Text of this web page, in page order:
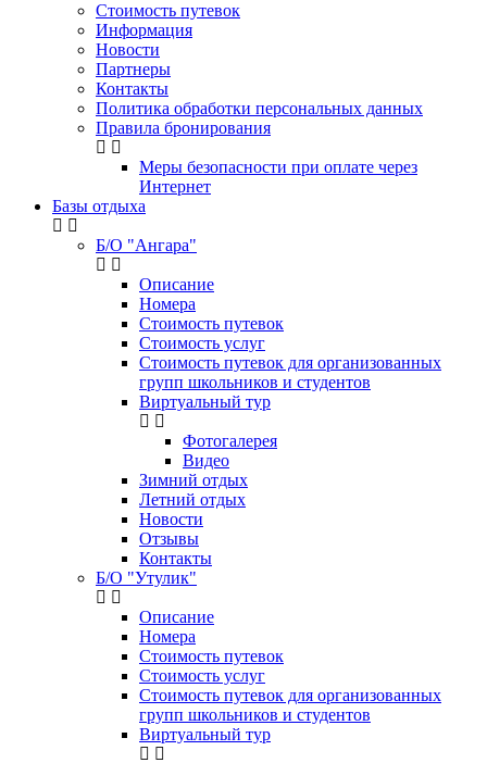
Стоимость путевок
Информация
Новости
Партнеры
Контакты
Политика обработки персональных данных
Правила бронирования
Меры безопасности при оплате через
Интернет
Базы отдыха
Б/О "Ангара"
Описание
Номера
Стоимость путевок
Стоимость услуг
Стоимость путевок для организованных
групп школьников и студентов
Виртуальный тур
Фотогалерея
Видео
Зимний отдых
Летний отдых
Новости
Отзывы
Контакты
Б/О "Утулик"
Описание
Номера
Стоимость путевок
Стоимость услуг
Стоимость путевок для организованных
групп школьников и студентов
Виртуальный тур